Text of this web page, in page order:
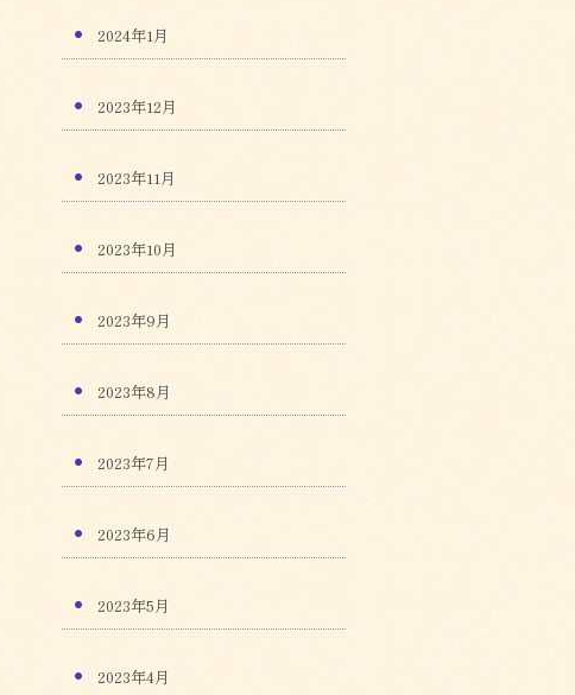
2024年1月
2023年12月
2023年11月
2023年10月
2023年9月
2023年8月
2023年7月
2023年6月
2023年5月
2023年4月